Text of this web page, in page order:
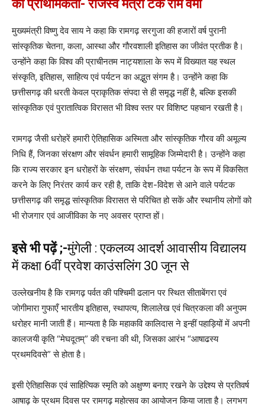
की प्राथमिकता- राजस्व मंत्री टंक राम वर्मा
मुख्यमंत्री विष्णु देव साय ने कहा कि रामगढ़ सरगुजा की हजारों वर्ष पुरानी
सांस्कृतिक चेतना, कला, आस्था और गौरवशाली इतिहास का जीवंत प्रतीक है।
उन्होंने कहा कि विश्व की प्राचीनतम नाट्यशाला के रूप में विख्यात यह स्थल
संस्कृति, इतिहास, साहित्य एवं पर्यटन का अद्भुत संगम है। उन्होंने कहा कि
छत्तीसगढ़ की धरती केवल प्राकृतिक संपदा से ही समृद्ध नहीं है, बल्कि इसकी
सांस्कृतिक एवं पुरातात्विक विरासत भी विश्व स्तर पर विशिष्ट पहचान रखती है।
रामगढ़ जैसी धरोहरें हमारी ऐतिहासिक अस्मिता और सांस्कृतिक गौरव की अमूल्य
निधि हैं, जिनका संरक्षण और संवर्धन हमारी सामूहिक जिम्मेदारी है। उन्होंने कहा
कि राज्य सरकार इन धरोहरों के संरक्षण, संवर्धन तथा पर्यटन के रूप में विकसित
करने के लिए निरंतर कार्य कर रही है, ताकि देश-विदेश से आने वाले पर्यटक
छत्तीसगढ़ की समृद्ध सांस्कृतिक विरासत से परिचित हो सकें और स्थानीय लोगों को
भी रोजगार एवं आजीविका के नए अवसर प्राप्त हों।
इसे भी पढ़ें ;-मुंगेली : एकलव्य आदर्श आवासीय विद्यालय
में कक्षा 6वीं प्रवेश काउंसलिंग 30 जून से
उल्लेखनीय है कि रामगढ़ पर्वत की पश्चिमी ढलान पर स्थित सीताबेंगरा एवं
जोगीमारा गुफाएँ भारतीय इतिहास, स्थापत्य, शिलालेख एवं चित्रकला की अनुपम
धरोहर मानी जाती हैं। मान्यता है कि महाकवि कालिदास ने इन्हीं पहाड़ियों में अपनी
कालजयी कृति “मेघदूतम्” की रचना की थी, जिसका आरंभ “आषाढस्य
प्रथमदिवसे” से होता है।
इसी ऐतिहासिक एवं साहित्यिक स्मृति को अक्षुण्ण बनाए रखने के उद्देश्य से प्रतिवर्ष
आषाढ़ के प्रथम दिवस पर रामगढ़ महोत्सव का आयोजन किया जाता है। लगभग